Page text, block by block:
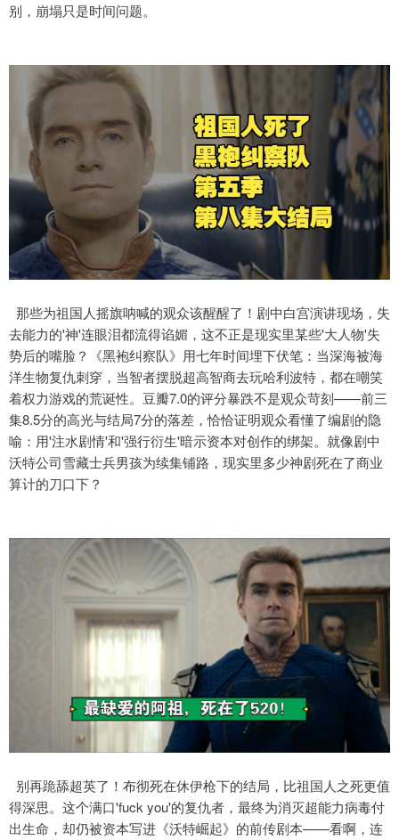
别，崩塌只是时间问题。
那些为祖国人摇旗呐喊的观众该醒醒了！剧中白宫演讲现场，失
去能力的'神'连眼泪都流得谄媚，这不正是现实里某些'大人物'失
势后的嘴脸？《黑袍纠察队》用七年时间埋下伏笔：当深海被海
洋生物复仇刺穿，当智者摆脱超高智商去玩哈利波特，都在嘲笑
着权力游戏的荒诞性。豆瓣7.0的评分暴跌不是观众苛刻——前三
集8.5分的高光与结局7分的落差，恰恰证明观众看懂了编剧的隐
喻：用'注水剧情'和'强行衍生'暗示资本对创作的绑架。就像剧中
沃特公司雪藏士兵男孩为续集铺路，现实里多少神剧死在了商业
算计的刀口下？
别再跪舔超英了！布彻死在休伊枪下的结局，比祖国人之死更值
得深思。这个满口'fuck you'的复仇者，最终为消灭超能力病毒付
出生命，却仍被资本写进《沃特崛起》的前传剧本——看啊，连